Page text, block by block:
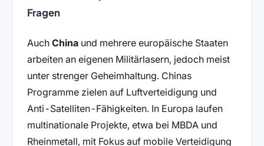
Fragen
Auch Chinaund mehrere europäische Staaten
arbeiten an eigenen Militärlasern, jedoch meist
unter strenger Geheimhaltung. Chinas
Programme zielen auf Luftverteidigung und
Anti-Satelliten-Fähigkeiten. In Europa laufen
multinationale Projekte, etwa bei MBDA und
Rheinmetall, mit Fokus auf mobile Verteidigung